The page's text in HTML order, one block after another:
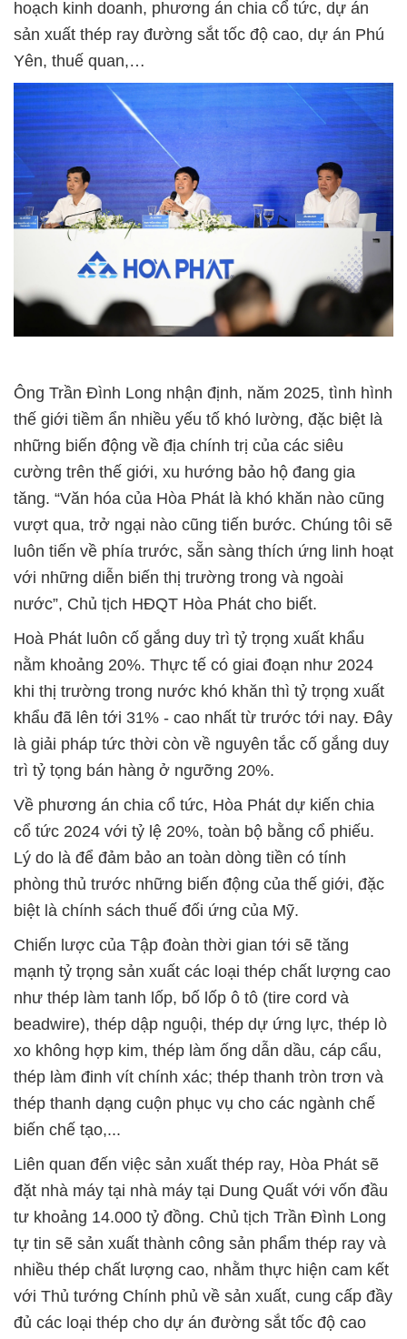
hoạch kinh doanh, phương án chia cổ tức, dự án
sản xuất thép ray đường sắt tốc độ cao, dự án Phú
Yên, thuế quan,…
Ông Trần Đình Long nhận định, năm 2025, tình hình
thế giới tiềm ẩn nhiều yếu tố khó lường, đặc biệt là
những biến động về địa chính trị của các siêu
cường trên thế giới, xu hướng bảo hộ đang gia
tăng. “Văn hóa của Hòa Phát là khó khăn nào cũng
vượt qua, trở ngại nào cũng tiến bước. Chúng tôi sẽ
luôn tiến về phía trước, sẵn sàng thích ứng linh hoạt
với những diễn biến thị trường trong và ngoài
nước”, Chủ tịch HĐQT Hòa Phát cho biết.
Hoà Phát luôn cố gắng duy trì tỷ trọng xuất khẩu
nằm khoảng 20%. Thực tế có giai đoạn như 2024
khi thị trường trong nước khó khăn thì tỷ trọng xuất
khẩu đã lên tới 31% - cao nhất từ trước tới nay. Đây
là giải pháp tức thời còn về nguyên tắc cố gắng duy
trì tỷ tọng bán hàng ở ngưỡng 20%.
Về phương án chia cổ tức, Hòa Phát dự kiến chia
cổ tức 2024 với tỷ lệ 20%, toàn bộ bằng cổ phiếu.
Lý do là để đảm bảo an toàn dòng tiền có tính
phòng thủ trước những biến động của thế giới, đặc
biệt là chính sách thuế đối ứng của Mỹ.
Chiến lược của Tập đoàn thời gian tới sẽ tăng
mạnh tỷ trọng sản xuất các loại thép chất lượng cao
như thép làm tanh lốp, bố lốp ô tô (tire cord và
beadwire), thép dập nguội, thép dự ứng lực, thép lò
xo không hợp kim, thép làm ống dẫn dầu, cáp cẩu,
thép làm đinh vít chính xác; thép thanh tròn trơn và
thép thanh dạng cuộn phục vụ cho các ngành chế
biến chế tạo,...
Liên quan đến việc sản xuất thép ray, Hòa Phát sẽ
đặt nhà máy tại nhà máy tại Dung Quất với vốn đầu
tư khoảng 14.000 tỷ đồng. Chủ tịch Trần Đình Long
tự tin sẽ sản xuất thành công sản phẩm thép ray và
nhiều thép chất lượng cao, nhằm thực hiện cam kết
với Thủ tướng Chính phủ về sản xuất, cung cấp đầy
đủ các loại thép cho dự án đường sắt tốc độ cao